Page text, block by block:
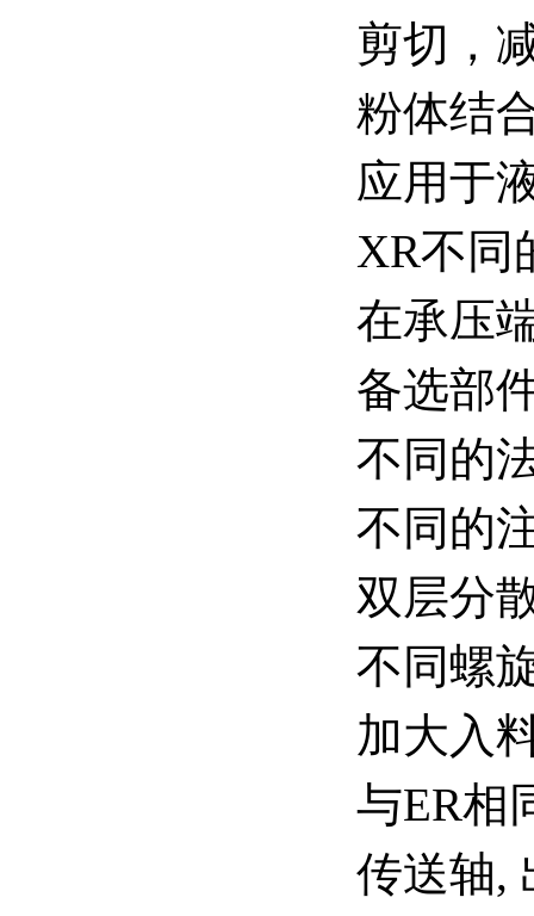
剪切，
粉体结
应用于
XR不同
在承压
备选部
不同的
不同的
双层分
不同螺
加大入
与ER相
传送轴,